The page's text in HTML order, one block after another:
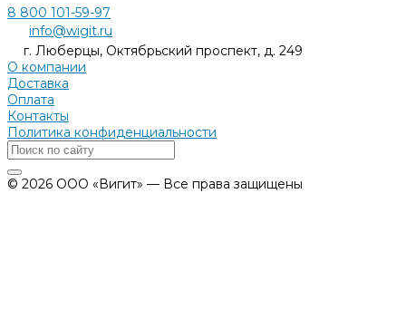
8 800 101-59-97
info@wigit.ru
г. Люберцы, Октябрьский проспект, д. 249
О компании
Доставка
Оплата
Контакты
Политика конфиденциальности
© 2026 ООО «Вигит» — Все права защищены